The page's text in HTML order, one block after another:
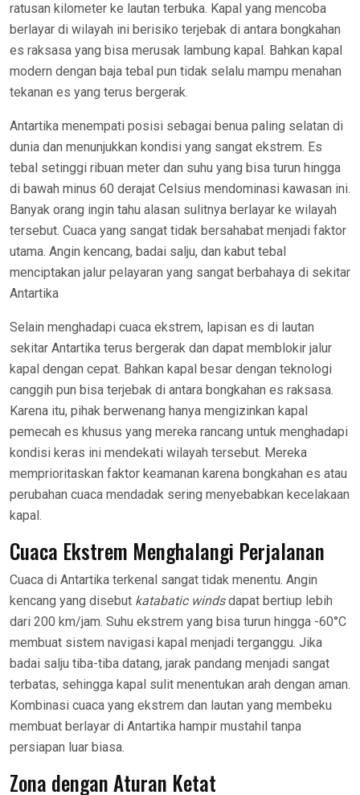
ratusan kilometer ke lautan terbuka. Kapal yang mencoba
berlayar di wilayah ini berisiko terjebak di antara bongkahan
es raksasa yang bisa merusak lambung kapal. Bahkan kapal
modern dengan baja tebal pun tidak selalu mampu menahan
tekanan es yang terus bergerak.
Antartika menempati posisi sebagai benua paling selatan di
dunia dan menunjukkan kondisi yang sangat ekstrem. Es
tebal setinggi ribuan meter dan suhu yang bisa turun hingga
di bawah minus 60 derajat Celsius mendominasi kawasan ini.
Banyak orang ingin tahu alasan sulitnya berlayar ke wilayah
tersebut. Cuaca yang sangat tidak bersahabat menjadi faktor
utama. Angin kencang, badai salju, dan kabut tebal
menciptakan jalur pelayaran yang sangat berbahaya di sekitar
Antartika
Selain menghadapi cuaca ekstrem, lapisan es di lautan
sekitar Antartika terus bergerak dan dapat memblokir jalur
kapal dengan cepat. Bahkan kapal besar dengan teknologi
canggih pun bisa terjebak di antara bongkahan es raksasa.
Karena itu, pihak berwenang hanya mengizinkan kapal
pemecah es khusus yang mereka rancang untuk menghadapi
kondisi keras ini mendekati wilayah tersebut. Mereka
memprioritaskan faktor keamanan karena bongkahan es atau
perubahan cuaca mendadak sering menyebabkan kecelakaan
kapal.
Cuaca Ekstrem Menghalangi Perjalanan
Cuaca di Antartika terkenal sangat tidak menentu. Angin
kencang yang disebut katabatic windsdapat bertiup lebih
dari 200 km/jam. Suhu ekstrem yang bisa turun hingga -60°C
membuat sistem navigasi kapal menjadi terganggu. Jika
badai salju tiba-tiba datang, jarak pandang menjadi sangat
terbatas, sehingga kapal sulit menentukan arah dengan aman.
Kombinasi cuaca yang ekstrem dan lautan yang membeku
membuat berlayar di Antartika hampir mustahil tanpa
persiapan luar biasa.
Zona dengan Aturan Ketat